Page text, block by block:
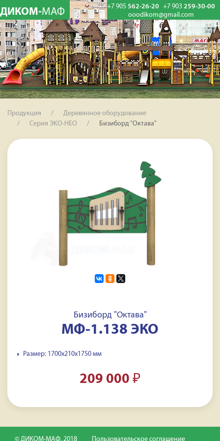
ДИКОМ-МАФ +7 905 562-26-20 +7 903 259-30-00
ooodikom@gmail.com
Продукция
Деревянное оборудование
Серия ЭКО-НЕО
Бизиборд "Октава"
Бизиборд "Октава"
МФ-1.138 ЭКО
Размер: 1700x210x1750 мм
209 000 ₽
© ДИКОМ-МАФ, 2018 Пользовательское соглашение